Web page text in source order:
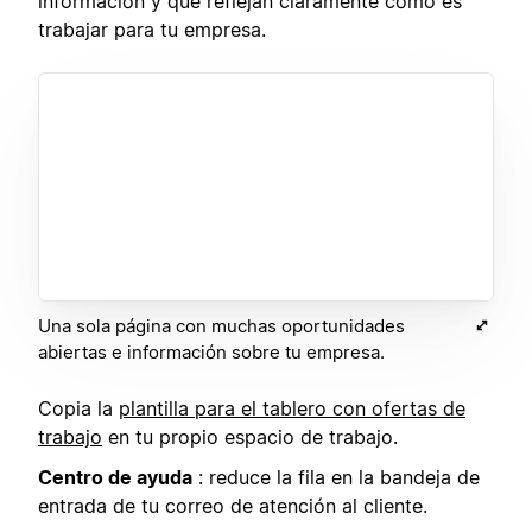
trabajar para tu empresa.
Una sola página con muchas oportunidades
abiertas e información sobre tu empresa.
Copia la plantilla para el tablero con ofertas de
trabajo en tu propio espacio de trabajo.
Centro de ayuda : reduce la fila en la bandeja de
entrada de tu correo de atención al cliente.